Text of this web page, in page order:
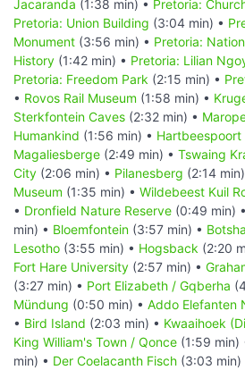
Jacaranda (1:38 min) • Pretoria:
Pretoria: Union Building (3:04 min) •
Monument (3:56 min) • Pretoria:
History (1:42 min) • Pretoria: Lilian
Pretoria: Freedom Park (2:15 min) •
• Rovos Rail Museum (1:58 min) •
Sterkfontein Caves (2:32 min) •
Humankind (1:56 min) • Hartbeespoort
Magaliesberge (2:49 min) • Tswaing
City (2:06 min) • Pilanesberg (2:14
Museum (1:35 min) • Wildebeest Kuil
• Dronfield Nature Reserve (0:49 min) •
min) • Bloemfontein (3:57 min) •
Lesotho (3:55 min) • Hogsback (2:20
Fort Hare University (2:57 min) •
(3:27 min) • Port Elizabeth / Gqberha
Mündung (0:50 min) • Addo Elefanten
• Bird Island (2:03 min) • Kwaaihoek
King William's Town / Qonce (1:59 min)
min) • Der Coelacanth Fisch (3:03 min)